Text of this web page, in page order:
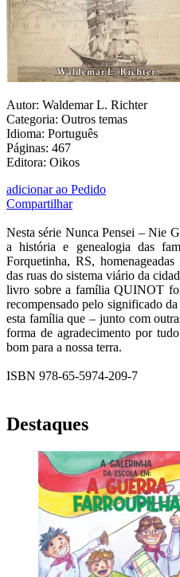
Autor: Waldemar L. Richter
Categoria: Outros temas
Idioma: Português
Páginas: 467
Editora: Oikos
adicionar ao Pedido
Compartilhar
Nesta série Nunca Pensei – Nie
a história e genealogia das
Forquetinha, RS,
das ruas do sistema viário da
livro sobre a família QUINOT
recompensado pelo significado
esta família que – junto com
forma de agradecimento por
bom para a nossa terra.
ISBN 978-65-5974-209-7
Destaques